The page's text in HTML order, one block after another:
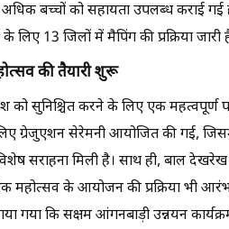
बच्चों को सहायता उपलब्ध कराई गई
13 जिलों में मैपिंग की प्रक्रिया जारी
की तैयारी शुरू
को सुनिश्चित करने के लिए एक
ग्रेजुएशन सेरेमनी आयोजित की गई, जिसमें
विशेष सराहना मिली है। साथ ही, बाल
के आयोजन की प्रक्रिया भी
गया कि सक्षम आंगनबाड़ी उन्नयन